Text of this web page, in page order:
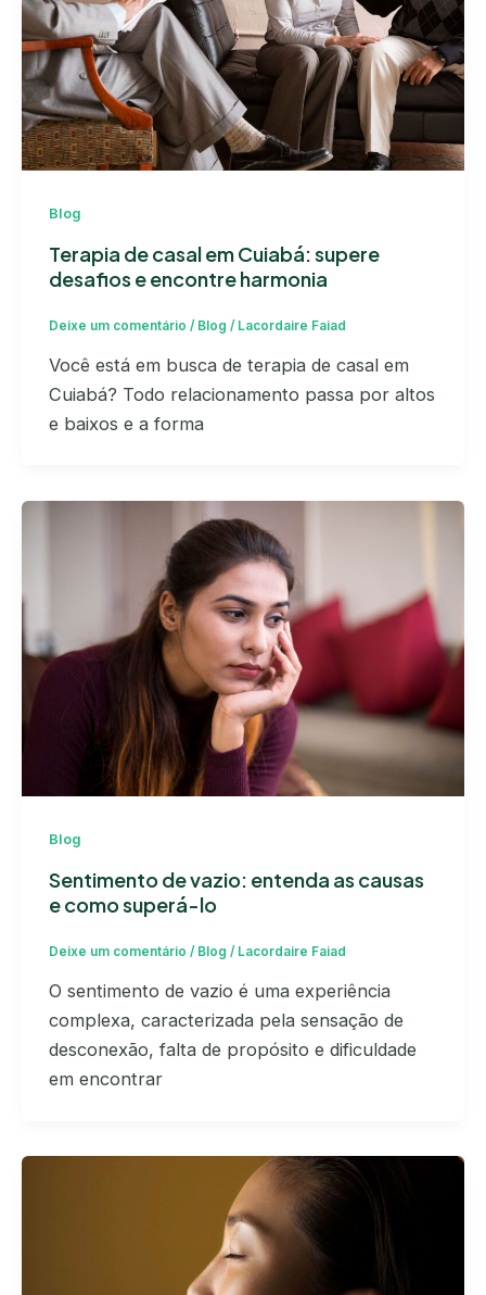
Blog
Terapia de casal em Cuiabá: supere
desafios e encontre harmonia
Deixe um comentário / Blog / Lacordaire Faiad
Você está em busca de terapia de casal em
Cuiabá? Todo relacionamento passa por altos
e baixos e a forma
Blog
Sentimento de vazio: entenda as causas
e como superá-lo
Deixe um comentário / Blog / Lacordaire Faiad
O sentimento de vazio é uma experiência
complexa, caracterizada pela sensação de
desconexão, falta de propósito e dificuldade
em encontrar